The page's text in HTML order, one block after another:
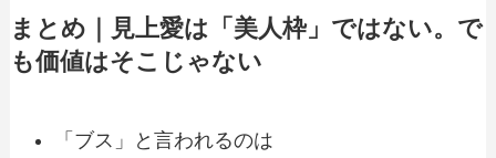
まとめ｜見上愛は「美人枠」ではない。で
も価値はそこじゃない
「ブス」と言われるのは